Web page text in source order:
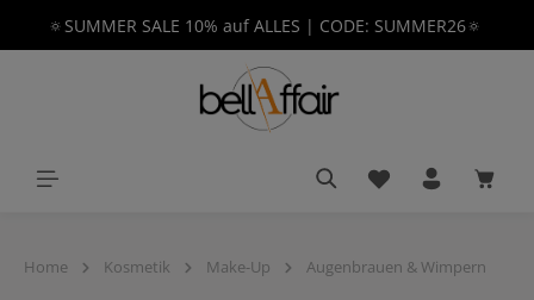
springen
🔅SUMMER SALE 10% auf ALLES | CODE: SUMMER26🔅
Du hast 0
Home Kosmetik Make-Up Augenbrauen & Wimpern